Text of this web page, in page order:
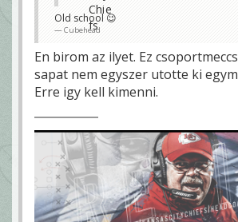
Old school 😉
Cubehead
En birom az ilyet. Ez
sapat nem egyszer utotte ki
Erre igy kell kimenni.